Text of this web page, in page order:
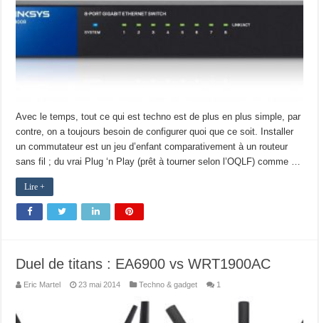
Avec le temps, tout ce qui est techno est de plus en plus simple, par
contre, on a toujours besoin de configurer quoi que ce soit. Installer
un commutateur est un jeu d’enfant comparativement à un routeur
sans fil ; du vrai Plug ‘n Play (prêt à tourner selon l’OQLF) comme …
Lire +
Duel de titans : EA6900 vs WRT1900AC
Eric Martel 23 mai 2014 Techno & gadget 1